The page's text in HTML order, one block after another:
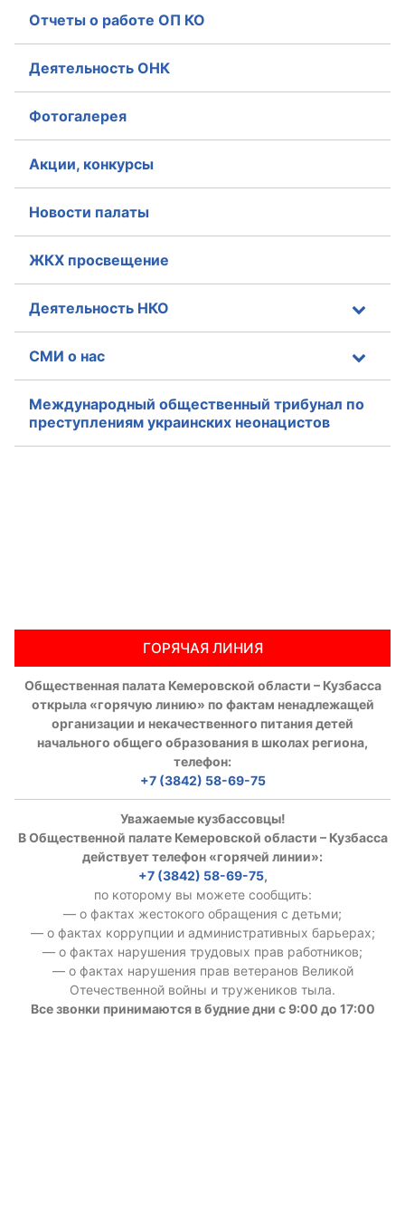
Отчеты о работе ОП КО
Деятельность ОНК
Фотогалерея
Акции, конкурсы
Новости палаты
ЖКХ просвещение
Деятельность НКО
СМИ о нас
Международный общественный трибунал по
преступлениям украинских неонацистов
ГОРЯЧАЯ ЛИНИЯ
Общественная палата Кемеровской области – Кузбасса
открыла «горячую линию» по фактам ненадлежащей
организации и некачественного питания детей
начального общего образования в школах региона,
телефон:
+7 (3842) 58-69-75
Уважаемые кузбассовцы!
В Общественной палате Кемеровской области – Кузбасса
действует телефон «горячей линии»:
+7 (3842) 58-69-75,
по которому вы можете сообщить:
— о фактах жестокого обращения с детьми;
— о фактах коррупции и административных барьерах;
— о фактах нарушения трудовых прав работников;
— о фактах нарушения прав ветеранов Великой
Отечественной войны и тружеников тыла.
Все звонки принимаются в будние дни с 9:00 до 17:00